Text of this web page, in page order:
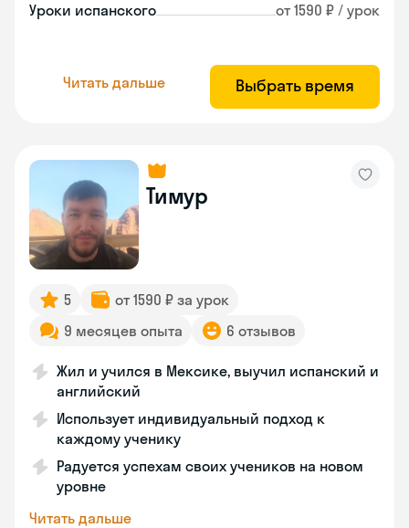
Уроки испанского от 1590 ₽ / урок
Читать дальше Выбрать время
Тимур
5
от 1590 ₽ за урок
9 месяцев опыта
6 отзывов
Жил и учился в Мексике, выучил испанский и
английский
Использует индивидуальный подход к
каждому ученику
Радуется успехам своих учеников на новом
уровне
Читать дальше